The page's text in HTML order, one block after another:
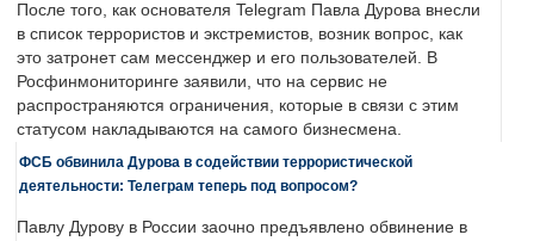
После того, как основателя Telegram Павла Дурова внесли
в список террористов и экстремистов, возник вопрос, как
это затронет сам мессенджер и его пользователей. В
Росфинмониторинге заявили, что на сервис не
распространяются ограничения, которые в связи с этим
статусом накладываются на самого бизнесмена.
ФСБ обвинила Дурова в содействии террористической
деятельности: Телеграм теперь под вопросом?
Павлу Дурову в России заочно предъявлено обвинение в